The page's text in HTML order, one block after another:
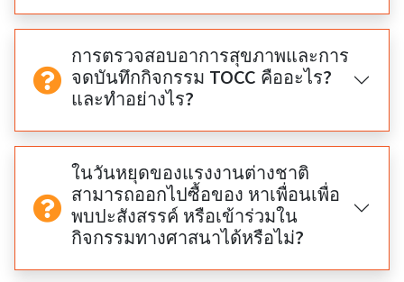
การตรวจสอบอาการสุขภาพและการ
จดบันทึกกิจกรรม TOCC คืออะไร?
และทำอย่างไร?
ในวันหยุดของแรงงานต่างชาติ
สามารถออกไปซื้อของ หาเพื่อนเพื่อ
พบปะสังสรรค์ หรือเข้าร่วมใน
กิจกรรมทางศาสนาได้หรือไม่?